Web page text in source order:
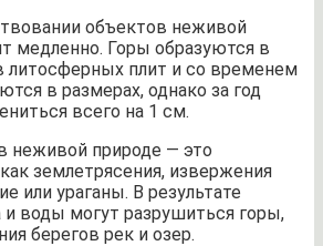
объектов неживой
медленно. Горы образуются в
литосферных плит и со временем
в размерах, однако за год
всего на 1 см.
неживой природе — это
землетрясения, извержения
или ураганы. В результате
и воды могут разрушиться горы,
берегов рек и озер.